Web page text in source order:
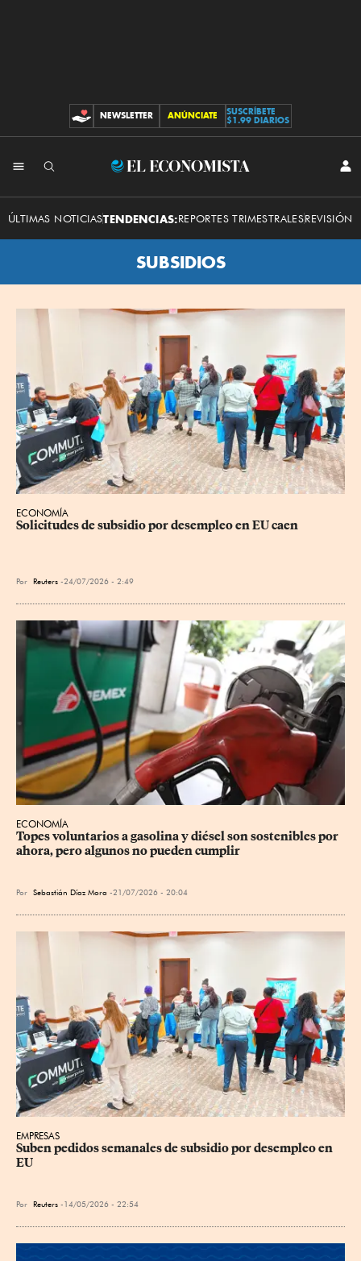
CONTRIBUCIONES
NEWSLETTER ANÚNCIATE
SUSCRÍBETE
$1.99 DIARIOS
El
Economista
ÚLTIMAS NOTICIASTENDENCIAS:REPORTES TRIMESTRALESREVISIÓN
SUBSIDIOS
ECONOMÍA
Solicitudes de subsidio por desempleo en EU caen
Por Reuters 24/07/2026 - 2:49
ECONOMÍA
Topes voluntarios a gasolina y diésel son sostenibles por
ahora, pero algunos no pueden cumplir
Por Sebastián Díaz Mora 21/07/2026 - 20:04
EMPRESAS
Suben pedidos semanales de subsidio por desempleo en
EU
Por Reuters 14/05/2026 - 22:54